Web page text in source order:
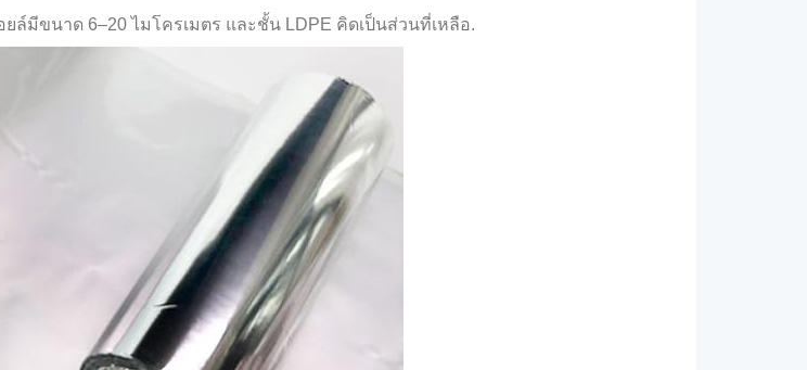
มีขนาด 6–20 ไมโครเมตร และชั้น LDPE คิดเป็นส่วนที่เหลือ.